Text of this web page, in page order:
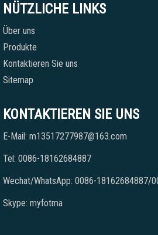
NÜTZLICHE LINKS
Über uns
Produkte
Kontaktieren Sie uns
Sitemap
KONTAKTIEREN SIE UNS
E-Mail: m13517277987@163.com
Tel: 0086-18162684887
Wechat/WhatsApp: 0086-18162684887/
Skype: myfotma